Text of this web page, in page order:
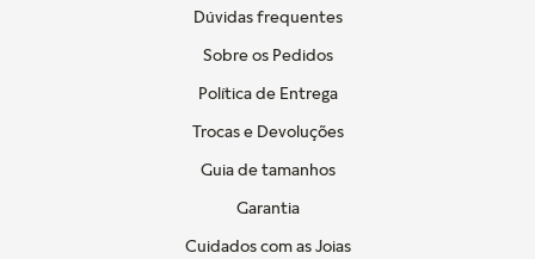
Dúvidas frequentes
Sobre os Pedidos
Política de Entrega
Trocas e Devoluções
Guia de tamanhos
Garantia
Cuidados com as Joias